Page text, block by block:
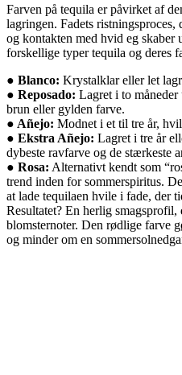
Farven på tequila er påvirket af
lagringen. Fadets
og kontakten med hvid eg skaber
forskellige typer tequila og deres
● Blanco: Krystalklar eller let
● Reposado: Lagret i to
brun eller gylden farve.
● Añejo: Modnet i et til tre år,
● Ekstra Añejo: Lagret i tre år
dybeste ravfarve og de stærkeste
● Rosa: Alternativt kendt som
trend inden for sommerspiritus.
at lade tequilaen hvile i fade, der
Resultatet? En herlig
blomsternoter. Den rødlige farve
og minder om en